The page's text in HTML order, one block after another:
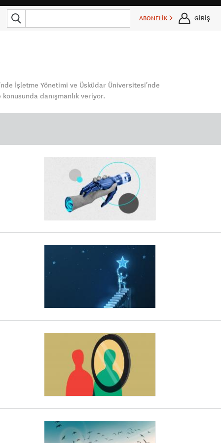
ABONELİK GİRİŞ
İşletme Yönetimi ve Üsküdar Üniversitesi'nde
danışmanlık veriyor.